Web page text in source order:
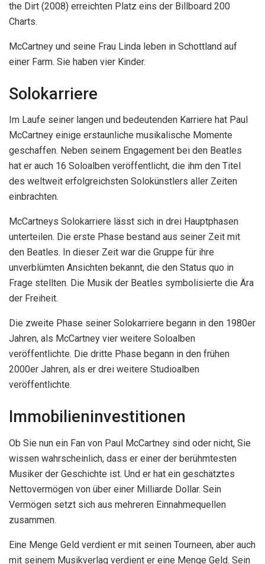
the Dirt (2008) erreichten Platz eins der Billboard 200
Charts.
McCartney und seine Frau Linda leben in Schottland auf
einer Farm. Sie haben vier Kinder.
Solokarriere
Im Laufe seiner langen und bedeutenden Karriere hat Paul
McCartney einige erstaunliche musikalische Momente
geschaffen. Neben seinem Engagement bei den Beatles
hat er auch 16 Soloalben veröffentlicht, die ihm den Titel
des weltweit erfolgreichsten Solokünstlers aller Zeiten
einbrachten.
McCartneys Solokarriere lässt sich in drei Hauptphasen
unterteilen. Die erste Phase bestand aus seiner Zeit mit
den Beatles. In dieser Zeit war die Gruppe für ihre
unverblümten Ansichten bekannt, die den Status quo in
Frage stellten. Die Musik der Beatles symbolisierte die Ära
der Freiheit.
Die zweite Phase seiner Solokarriere begann in den 1980er
Jahren, als McCartney vier weitere Soloalben
veröffentlichte. Die dritte Phase begann in den frühen
2000er Jahren, als er drei weitere Studioalben
veröffentlichte.
Immobilieninvestitionen
Ob Sie nun ein Fan von Paul McCartney sind oder nicht, Sie
wissen wahrscheinlich, dass er einer der berühmtesten
Musiker der Geschichte ist. Und er hat ein geschätztes
Nettovermögen von über einer Milliarde Dollar. Sein
Vermögen setzt sich aus mehreren Einnahmequellen
zusammen.
Eine Menge Geld verdient er mit seinen Tourneen, aber auch
mit seinem Musikverlag verdient er eine Menge Geld. Sein